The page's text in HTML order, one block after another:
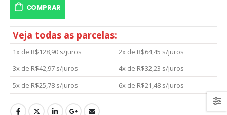
COMPRAR
Veja todas as parcelas:
1x de R$128,90 s/juros 2x de R$64,45 s/juros
3x de R$42,97 s/juros 4x de R$32,23 s/juros
5x de R$25,78 s/juros 6x de R$21,48 s/juros